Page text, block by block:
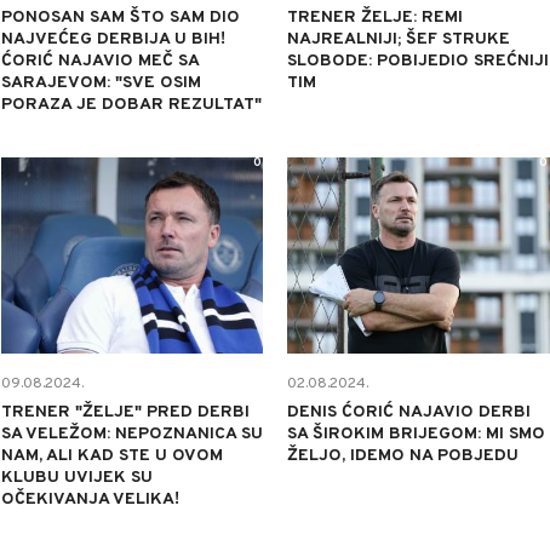
PONOSAN SAM ŠTO SAM DIO
NAJVEĆEG DERBIJA U BIH!
ĆORIĆ NAJAVIO MEČ SA
SARAJEVOM: "SVE OSIM
PORAZA JE DOBAR REZULTAT"
TRENER ŽELJE: REMI
NAJREALNIJI; ŠEF STRUKE
SLOBODE: POBIJEDIO SREĆNIJI
TIM
09.08.2024.
TRENER "ŽELJE" PRED DERBI
SA VELEŽOM: NEPOZNANICA SU
NAM, ALI KAD STE U OVOM
KLUBU UVIJEK SU
OČEKIVANJA VELIKA!
0
02.08.2024.
DENIS ĆORIĆ NAJAVIO DERBI
SA ŠIROKIM BRIJEGOM: MI SMO
ŽELJO, IDEMO NA POBJEDU
0